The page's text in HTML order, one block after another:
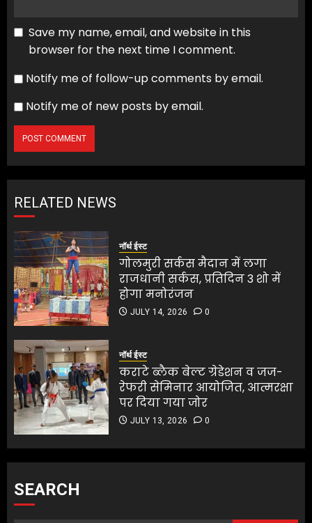
Save my name, email, and website in this
browser for the next time I comment.
Notify me of follow-up comments by email.
Notify me of new posts by email.
RELATED NEWS
नॉर्थ ईस्ट
गोलमुरी सर्कस मैदान में लगा
राजधानी सर्कस, प्रतिदिन 3 शो में
होगा मनोरंजन
JULY 14, 2026 0
नॉर्थ ईस्ट
कराटे ब्लैक बेल्ट ग्रेडेशन व जज-
रेफरी सेमिनार आयोजित, आत्मरक्षा
पर दिया गया जोर
JULY 13, 2026 0
SEARCH